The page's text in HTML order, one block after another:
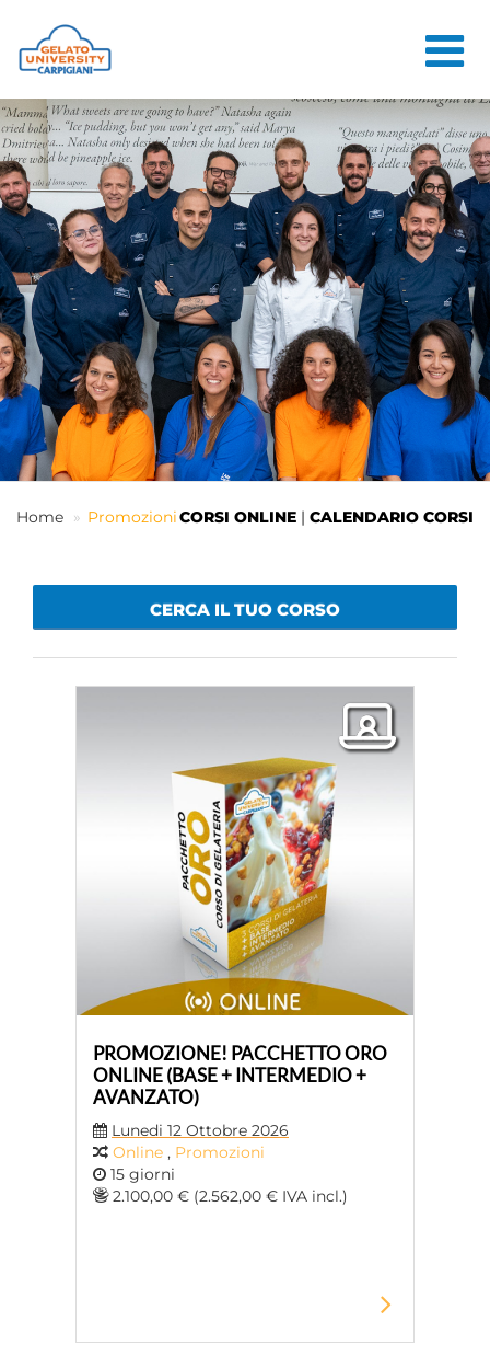
HOME
LA SCUOLA
CORSI ONLINE
CORSI
CONSULENZE
JOB CENTER
CONTATTI
ACCEDI
Home PromozioniCORSI ONLINE | CALENDARIO CORSI
CERCA IL TUO CORSO
PROMOZIONE! PACCHETTO ORO
ONLINE (BASE + INTERMEDIO +
AVANZATO)
Lunedi 12 Ottobre 2026
Online , Promozioni
15 giorni
2.100,00 € (2.562,00 € IVA incl.)